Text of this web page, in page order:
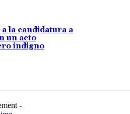
la candidatura a
un acto
indigno
-